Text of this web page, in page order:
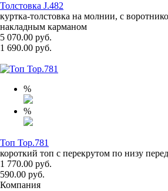
Толстовка J.482
куртка-толстовка на молнии, с
накладным карманом
5 070.00 руб.
1 690.00 руб.
%
%
Топ Top.781
короткий топ с перекрутом по низу
1 770.00 руб.
590.00 руб.
Компания